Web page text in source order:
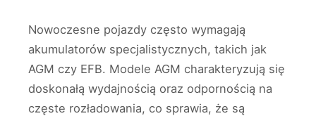
Nowoczesne pojazdy często wymagają
akumulatorów specjalistycznych, takich jak
AGM czy EFB. Modele AGM charakteryzują się
doskonałą wydajnością oraz odpornością na
częste rozładowania, co sprawia, że są